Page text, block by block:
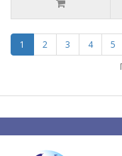
1 2 3 4 5